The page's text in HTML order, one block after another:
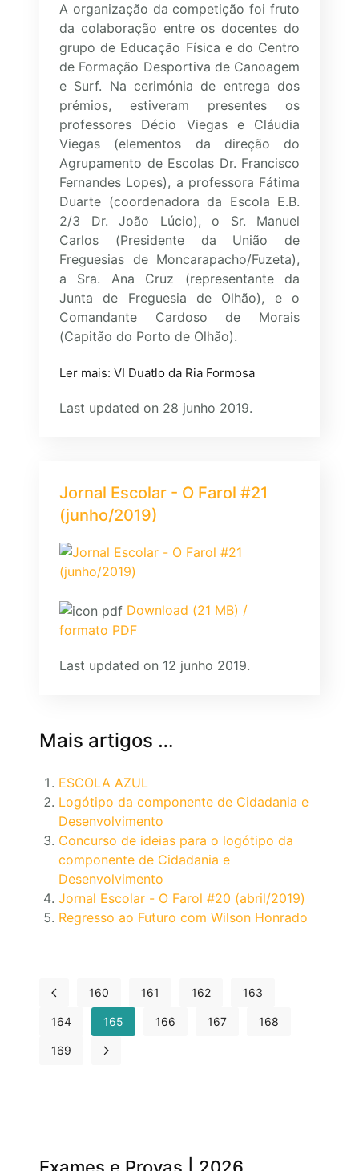
A organização da competição foi fruto
da colaboração entre os docentes do
grupo de Educação Física e do Centro
de Formação Desportiva de Canoagem
e Surf. Na cerimónia de entrega dos
prémios, estiveram presentes os
professores Décio Viegas e Cláudia
Viegas (elementos da direção do
Agrupamento de Escolas Dr. Francisco
Fernandes Lopes), a professora Fátima
Duarte (coordenadora da Escola E.B.
2/3 Dr. João Lúcio), o Sr. Manuel
Carlos (Presidente da União de
Freguesias de Moncarapacho/Fuzeta),
a Sra. Ana Cruz (representante da
Junta de Freguesia de Olhão), e o
Comandante Cardoso de Morais
(Capitão do Porto de Olhão).
Ler mais: VI Duatlo da Ria Formosa
Last updated on 28 junho 2019.
Jornal Escolar - O Farol #21
(junho/2019)
Download (21 MB) /
formato PDF
Last updated on 12 junho 2019.
Mais artigos …
ESCOLA AZUL
Logótipo da componente de Cidadania e
Desenvolvimento
Concurso de ideias para o logótipo da
componente de Cidadania e
Desenvolvimento
Jornal Escolar - O Farol #20 (abril/2019)
Regresso ao Futuro com Wilson Honrado
160 161 162 163
164 165 166 167 168
169